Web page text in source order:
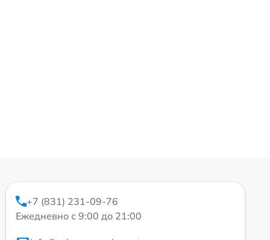
+7 (831) 231-09-76
Ежедневно с 9:00 до 21:00